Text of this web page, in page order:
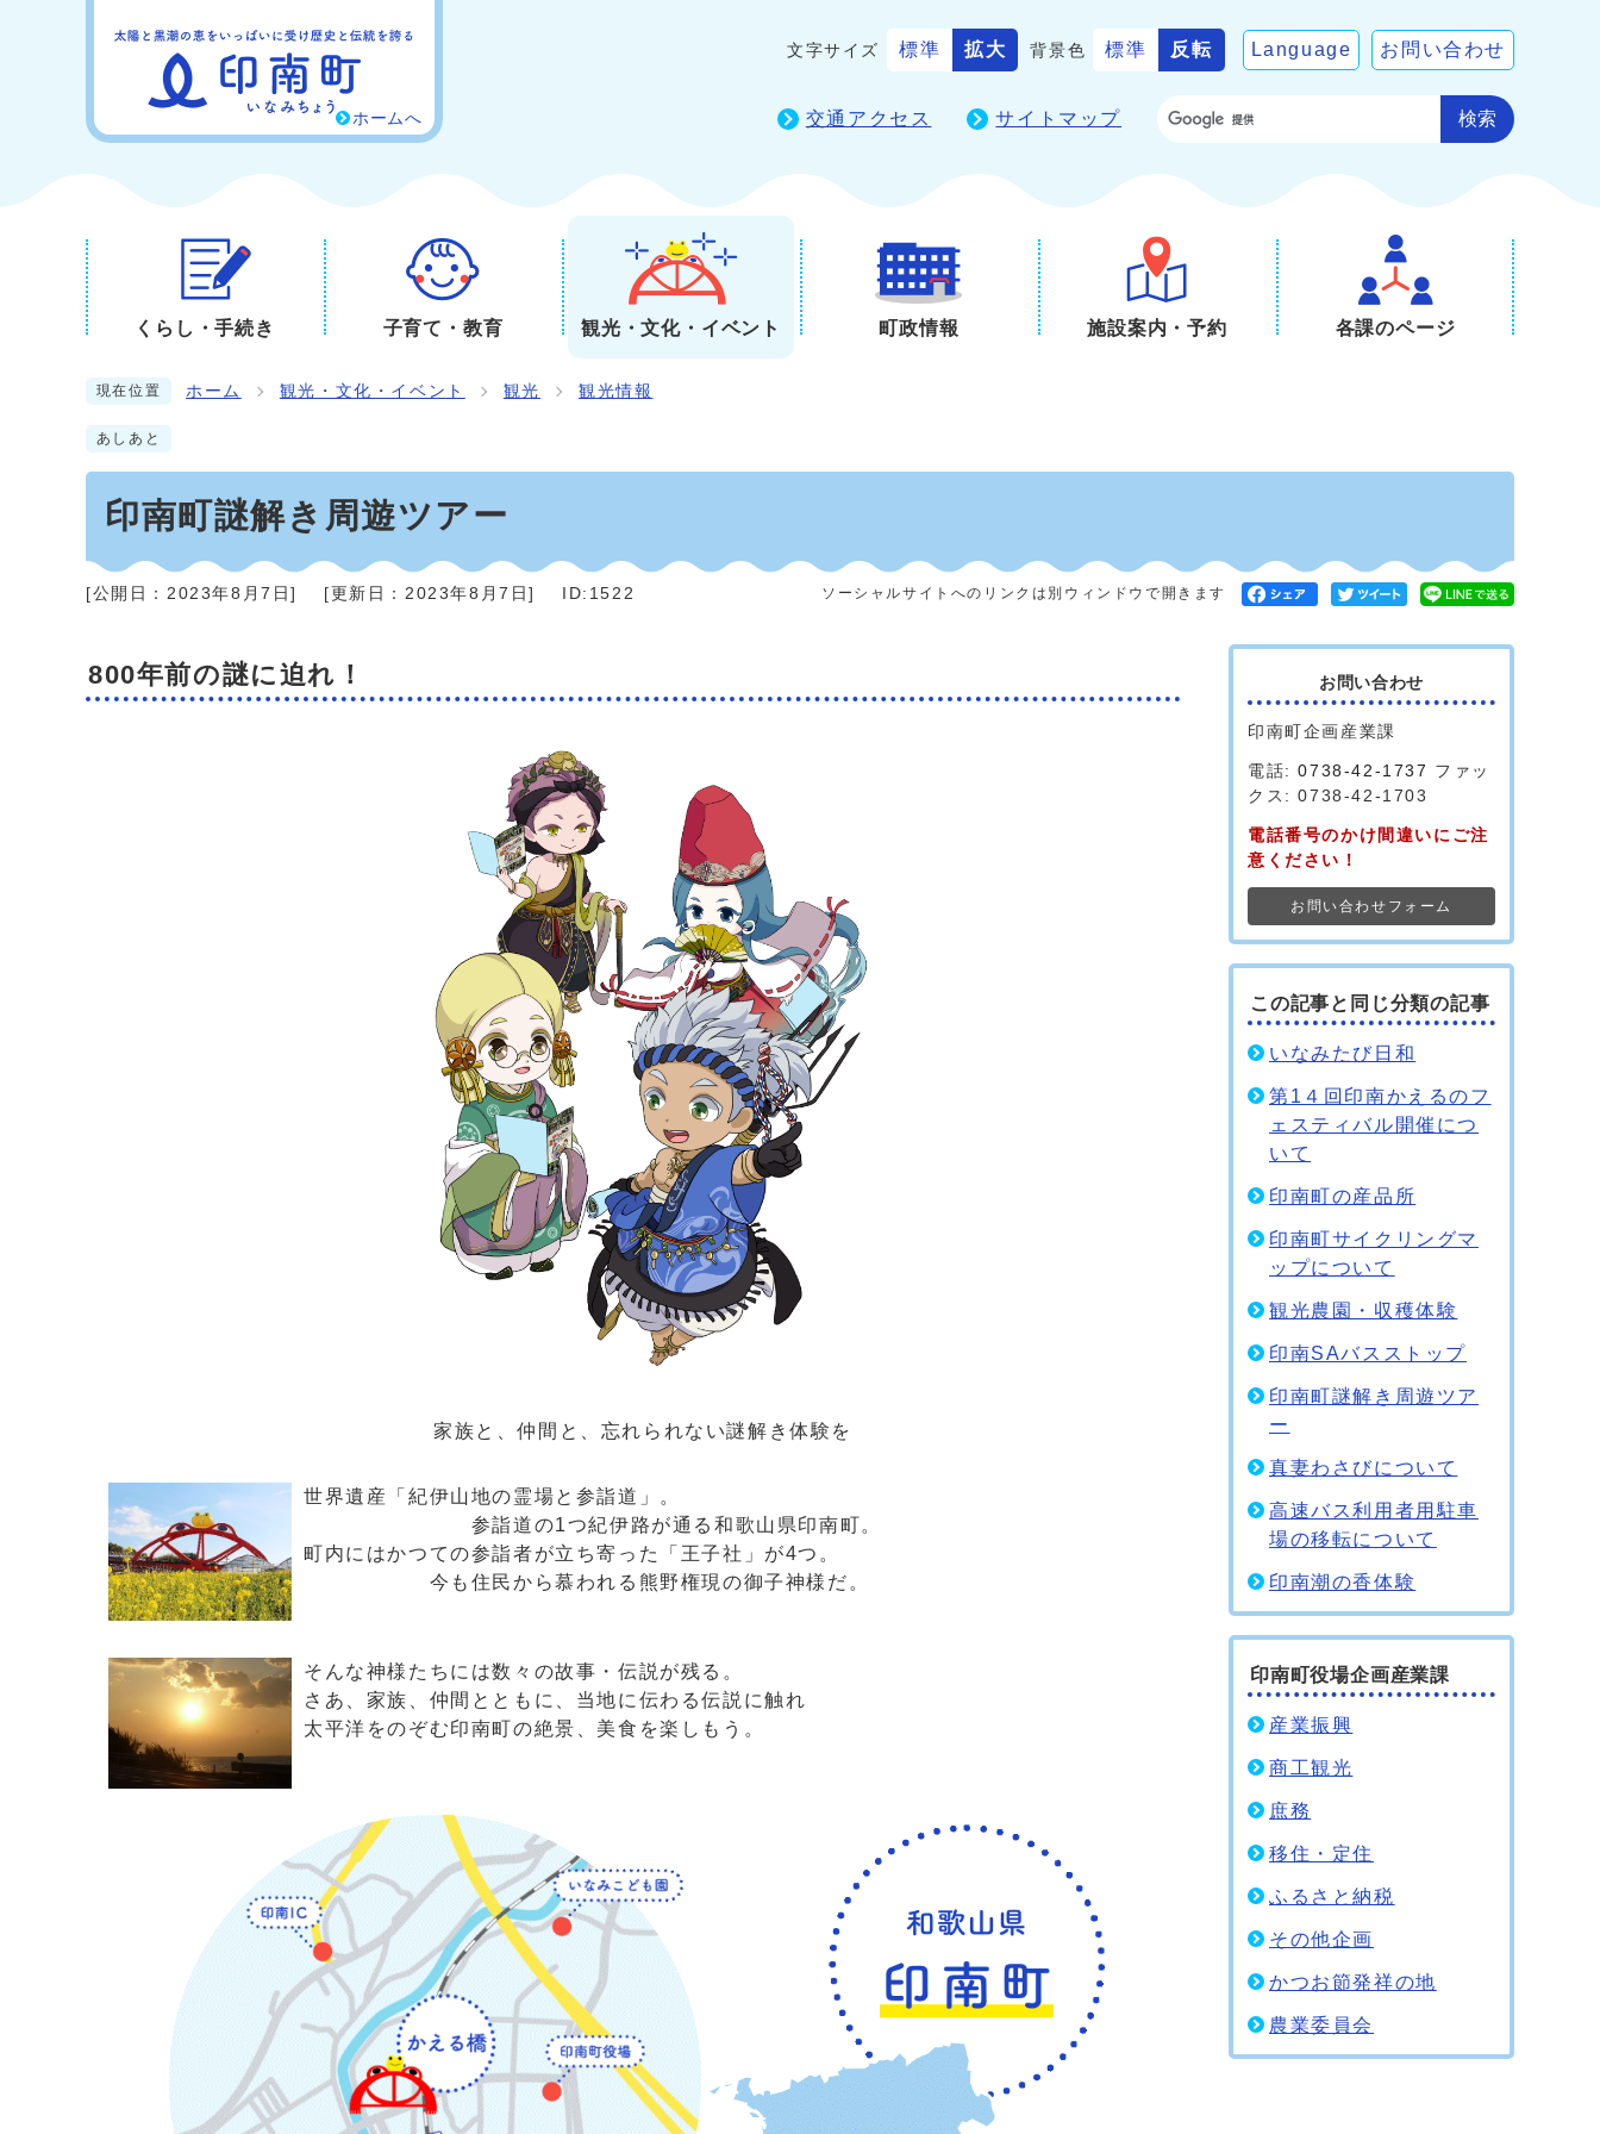
ホームへ
文字サイズ 標準 拡大 背景色 標準 反転 Language お問い合わせ
交通アクセス サイトマップ 検索
くらし・手続き 子育て・教育 観光・文化・イベント 町政情報 施設案内・予約 各課のページ
現在位置 ホーム 観光・文化・イベント 観光 観光情報
あしあと
印南町謎解き周遊ツアー
[公開日： 2023年8月7日] [更新日：2023年8月7日] ID:1522 ソーシャルサイトへのリンクは別ウィンドウで開きます
800年前の謎に迫れ！
家族と、仲間と、忘れられない謎解き体験を
世界遺産「紀伊山地の霊場と参詣道」。
参詣道の1つ紀伊路が通る和歌山県印南町。
町内にはかつての参詣者が立ち寄った「王子社」が4つ。
今も住民から慕われる熊野権現の御子神様だ。
そんな神様たちには数々の故事・伝説が残る。
さあ、家族、仲間とともに、当地に伝わる伝説に触れ
太平洋をのぞむ印南町の絶景、美食を楽しもう。
お問い合わせ
印南町企画産業課
電話:0738-42-1737 ファッ
クス: 0738-42-1703
電話番号のかけ間違いにご注
意ください！
お問い合わせフォーム
この記事と同じ分類の記事
いなみたび日和
第1４回印南かえるのフ
ェスティバル開催につ
いて
印南町の産品所
印南町サイクリングマ
ップについて
観光農園・収穫体験
印南SAバスストップ
印南町謎解き周遊ツア
ー
真妻わさびについて
高速バス利用者用駐車
場の移転について
印南潮の香体験
印南町役場企画産業課
産業振興
商工観光
庶務
移住・定住
ふるさと納税
その他企画
かつお節発祥の地
農業委員会